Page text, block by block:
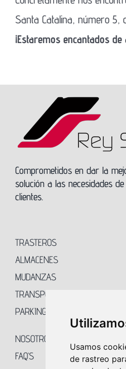
Usamos
de rastreo
Santa Catalina, número 5,
¡Estaremos encantados
Comprometidos en dar la
solución a las necesidades
clientes.
TRASTEROS
ALMACENES
MUDANZAS
TRANSPORTES
PARKING
NOSOTROS
FAQ’S